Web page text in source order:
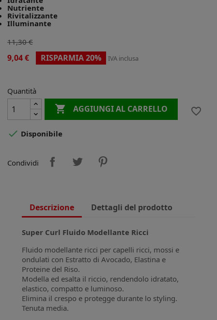
Nutriente
Rivitalizzante
Illuminante
11,30 €
9,04 € RISPARMIA 20% IVA inclusa
Quantità
 AGGIUNGI AL CARRELLO
favorite_border
 Disponibile
Condividi
Descrizione Dettagli del prodotto
Super Curl Fluido Modellante Ricci
Fluido modellante ricci per capelli ricci, mossi e
ondulati con Estratto di Avocado, Elastina e
Proteine del Riso.
Modella ed esalta il riccio, rendendolo idratato,
elastico, compatto e luminoso.
Elimina il crespo e protegge durante lo styling.
Tenuta media.